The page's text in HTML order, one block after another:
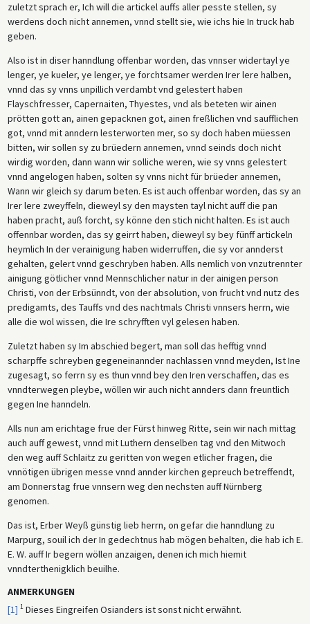
zuletzt sprach er, Ich will die artickel auffs aller pesste stellen, sy
werdens doch nicht annemen, vnnd stellt sie, wie ichs hie In truck hab
geben.
Also ist in diser hanndlung offenbar worden, das vnnser widertayl ye
lenger, ye kueler, ye lenger, ye forchtsamer werden Irer lere halben,
vnnd das sy vnns unpillich verdambt vnd gelestert haben
Flayschfresser, Capernaiten, Thyestes, vnd als beteten wir ainen
prötten gott an, ainen gepacknen got, ainen freßlichen vnd saufflichen
got, vnnd mit anndern lesterworten mer, so sy doch haben müessen
bitten, wir sollen sy zu brüedern annemen, vnnd seinds doch nicht
wirdig worden, dann wann wir solliche weren, wie sy vnns gelestert
vnnd angelogen haben, solten sy vnns nicht für brüeder annemen,
Wann wir gleich sy darum beten. Es ist auch offenbar worden, das sy an
Irer lere zweyffeln, dieweyl sy den maysten tayl nicht auff die pan
haben pracht, auß forcht, sy könne den stich nicht halten. Es ist auch
offennbar worden, das sy geirrt haben, dieweyl sy bey fünff artickeln
heymlich In der verainigung haben widerruffen, die sy vor annderst
gehalten, gelert vnnd geschryben haben. Alls nemlich von vnzutrennter
ainigung götlicher vnnd Mennschlicher natur in der ainigen person
Christi, von der Erbsünndt, von der absolution, von frucht vnd nutz des
predigamts, des Tauffs vnd des nachtmals Christi vnnsers herrn, wie
alle die wol wissen, die Ire schryfften vyl gelesen haben.
Zuletzt haben sy Im abschied begert, man soll das hefftig vnnd
scharpffe schreyben gegeneinannder nachlassen vnnd meyden, Ist Ine
zugesagt, so ferrn sy es thun vnnd bey den Iren verschaffen, das es
vnndterwegen pleybe, wöllen wir auch nicht annders dann freuntlich
gegen Ine hanndeln.
Alls nun am erichtage frue der Fürst hinweg Ritte, sein wir nach mittag
auch auff gewest, vnnd mit Luthern denselben tag vnd den Mitwoch
den weg auff Schlaitz zu geritten von wegen etlicher fragen, die
vnnötigen übrigen messe vnnd annder kirchen gepreuch betreffendt,
am Donnerstag frue vnnsern weg den nechsten auff Nürnberg
genomen.
Das ist, Erber Weyß günstig lieb herrn, on gefar die hanndlung zu
Marpurg, souil ich der In gedechtnus hab mögen behalten, die hab ich E.
E. W. auff Ir begern wöllen anzaigen, denen ich mich hiemit
vnndterthenigklich beuilhe.
ANMERKUNGEN
[1] 1Dieses Eingreifen Osianders ist sonst nicht erwähnt.